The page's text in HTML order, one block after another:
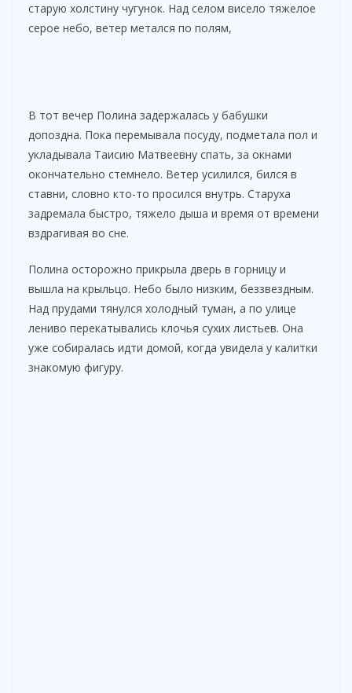
старую холстину чугунок. Над селом висело тяжелое
серое небо, ветер метался по полям,
В тот вечер Полина задержалась у бабушки
допоздна. Пока перемывала посуду, подметала пол и
укладывала Таисию Матвеевну спать, за окнами
окончательно стемнело. Ветер усилился, бился в
ставни, словно кто-то просился внутрь. Старуха
задремала быстро, тяжело дыша и время от времени
вздрагивая во сне.
Полина осторожно прикрыла дверь в горницу и
вышла на крыльцо. Небо было низким, беззвездным.
Над прудами тянулся холодный туман, а по улице
лениво перекатывались клочья сухих листьев. Она
уже собиралась идти домой, когда увидела у калитки
знакомую фигуру.